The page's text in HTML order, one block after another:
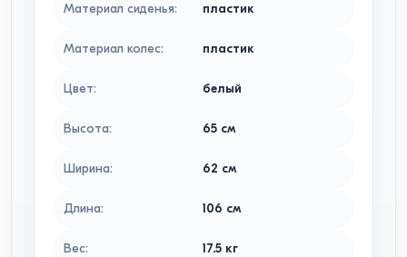
Материал сиденья: пластик
Материал колес: пластик
Цвет: белый
Высота: 65см
Ширина: 62 см
Длина: 106 см
Вес: 17.5кг